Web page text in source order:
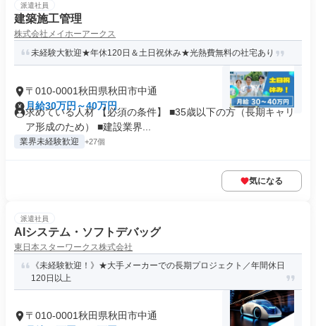
派遣社員
建築施工管理
株式会社メイホーアークス
未経験大歓迎★年休120日＆土日祝休み★光熱費無料の社宅あり
〒010-0001秋田県秋田市中通
月給30万円～40万円
求めている人材 【必須の条件】 ■35歳以下の方（長期キャリ
ア形成のため） ■建設業界...
業界未経験歓迎 +27個
気になる
派遣社員
AIシステム・ソフトデバッグ
東日本スターワークス株式会社
《未経験歓迎！》★大手メーカーでの長期プロジェクト／年間休日
120日以上
〒010-0001秋田県秋田市中通